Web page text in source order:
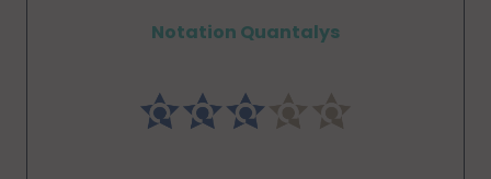
Notation Quantalys